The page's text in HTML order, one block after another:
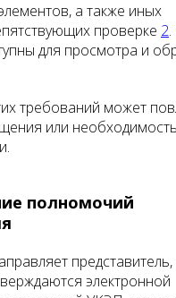
а также иных
проверке 2
для просмотра и
требований может
или необходимость
полномочий
представитель,
электронной